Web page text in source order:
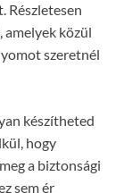
Részletesen
közül
szeretnél
készítheted
hogy
a biztonsági
sem ér